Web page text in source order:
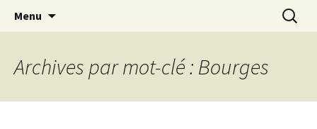
filsetcrayons
Le blog de Sophie A
Menu
Archives par mot-clé : Bourges